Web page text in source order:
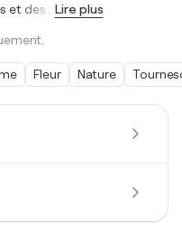
et des
Lire plus
Fleur Nature